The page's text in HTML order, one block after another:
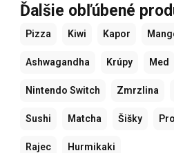
Ďalšie obľúbené
Pizza Kiwi Kapor
Ashwagandha Krúpy Med
Nintendo Switch Zmrzlina
Sushi Matcha Šišky
Rajec Hurmikaki